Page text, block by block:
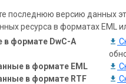
последнюю версию данных
ресурса в форматах EML
в формате DwC-A
в формате EML
в формате RTF